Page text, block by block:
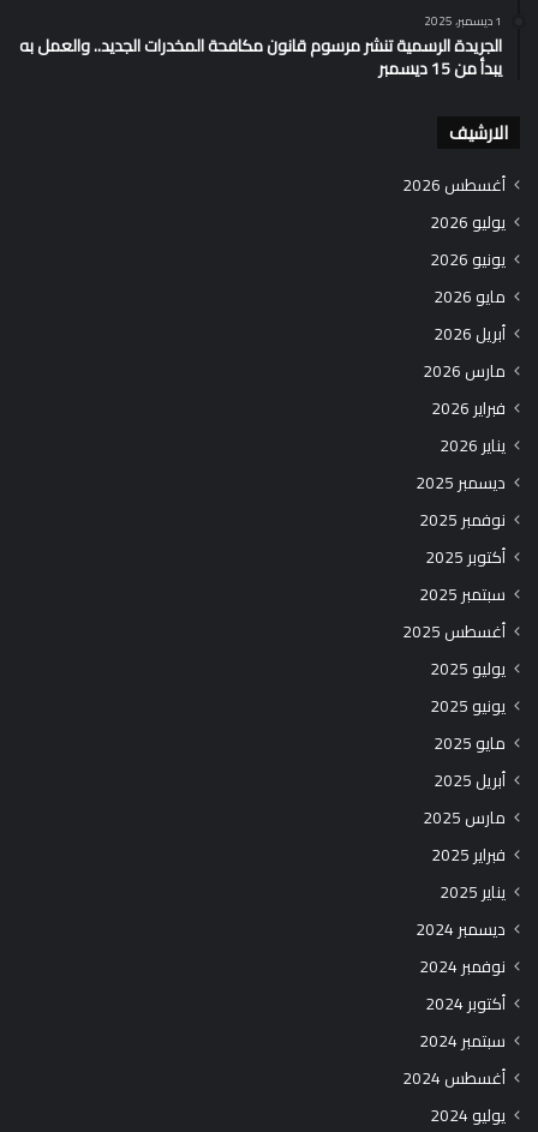
1 ديسمبر، 2025
الجريدة الرسمية تنشر مرسوم قانون مكافحة المخدرات الجديد.. والعمل به
يبدأ من 15 ديسمبر
الارشيف
أغسطس 2026
يوليو 2026
يونيو 2026
مايو 2026
أبريل 2026
مارس 2026
فبراير 2026
يناير 2026
ديسمبر 2025
نوفمبر 2025
أكتوبر 2025
سبتمبر 2025
أغسطس 2025
يوليو 2025
يونيو 2025
مايو 2025
أبريل 2025
مارس 2025
فبراير 2025
يناير 2025
ديسمبر 2024
نوفمبر 2024
أكتوبر 2024
سبتمبر 2024
أغسطس 2024
يوليو 2024